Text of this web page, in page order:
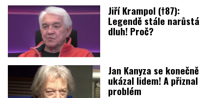
Jiří Krampol (†87):
Legendě stále narůstá
dluh! Proč?
Jan Kanyza se konečně
ukázal lidem! A přiznal
problém